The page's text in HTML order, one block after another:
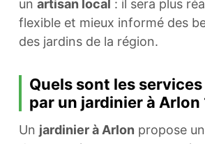
un artisan local : il sera plus
flexible et mieux informé des
des jardins de la région.
Quels sont les
par un jardinier à Arlon
Un jardinier à Arlon propose